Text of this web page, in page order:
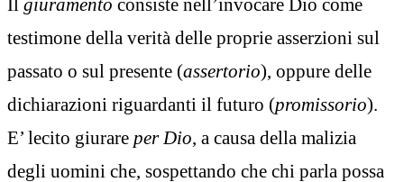
Il giuramento consiste nell’invocare Dio come
testimone della verità delle proprie asserzioni sul
passato o sul presente (assertorio), oppure delle
dichiarazioni riguardanti il futuro (promissorio).
E’ lecito giurare per Dio, a causa della malizia
degli uomini che, sospettando che chi parla possa